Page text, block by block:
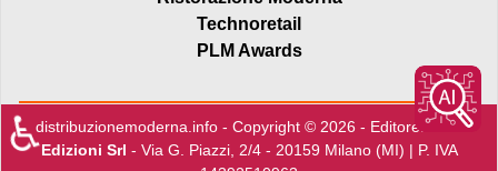
Technoretail
PLM Awards
distribuzionemoderna.info - Copyright © 2026 - Editore:Edra
Edizioni Srl - Via G. Piazzi, 2/4 - 20159 Milano (MI) | P. IVA